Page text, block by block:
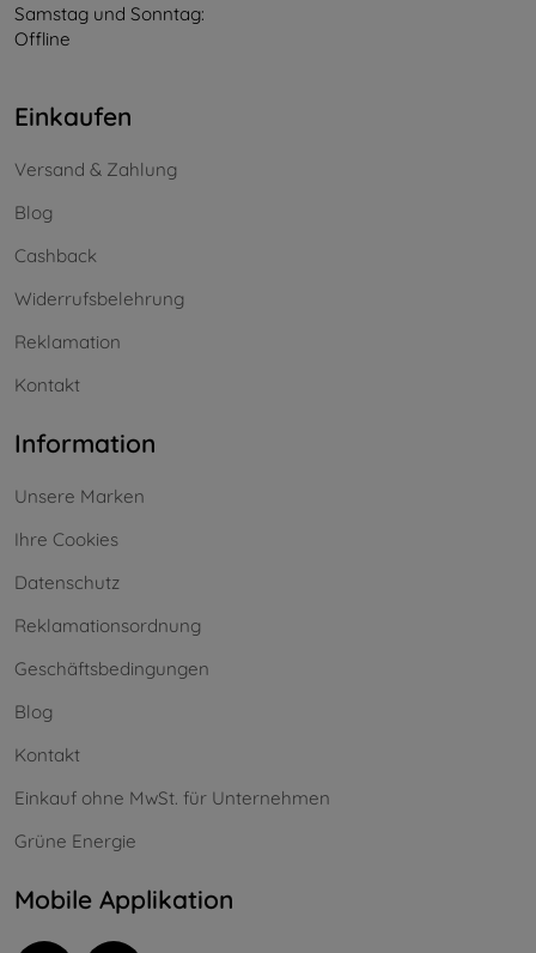
Samstag und Sonntag:
Offline
Einkaufen
Versand & Zahlung
Blog
Cashback
Widerrufsbelehrung
Reklamation
Kontakt
Information
Unsere Marken
Ihre Cookies
Datenschutz
Reklamationsordnung
Geschäftsbedingungen
Blog
Kontakt
Einkauf ohne MwSt. für Unternehmen
Grüne Energie
Mobile Applikation